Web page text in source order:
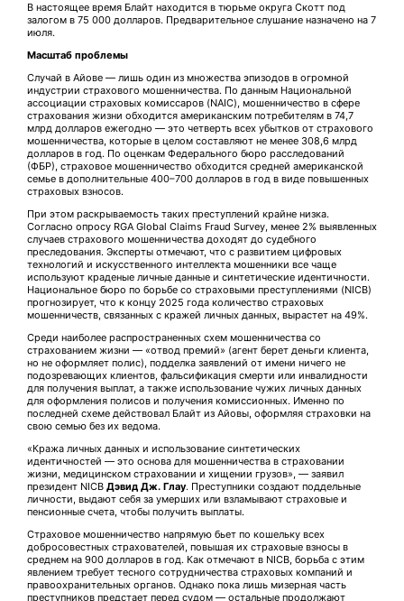
В настоящее время Блайт находится в тюрьме округа Скотт под
залогом в 75 000 долларов. Предварительное слушание назначено на 7
июля.
Масштаб проблемы
Случай в Айове — лишь один из множества эпизодов в огромной
индустрии страхового мошенничества. По данным Национальной
ассоциации страховых комиссаров (NAIC), мошенничество в сфере
страхования жизни обходится американским потребителям в 74,7
млрд долларов ежегодно — это четверть всех убытков от страхового
мошенничества, которые в целом составляют не менее 308,6 млрд
долларов в год. По оценкам Федерального бюро расследований
(ФБР), страховое мошенничество обходится средней американской
семье в дополнительные 400–700 долларов в год в виде повышенных
страховых взносов.
При этом раскрываемость таких преступлений крайне низка.
Согласно опросу RGA Global Claims Fraud Survey, менее 2% выявленных
случаев страхового мошенничества доходят до судебного
преследования. Эксперты отмечают, что с развитием цифровых
технологий и искусственного интеллекта мошенники все чаще
используют краденые личные данные и синтетические идентичности.
Национальное бюро по борьбе со страховыми преступлениями (NICB)
прогнозирует, что к концу 2025 года количество страховых
мошенничеств, связанных с кражей личных данных, вырастет на 49%.
Среди наиболее распространенных схем мошенничества со
страхованием жизни — «отвод премий» (агент берет деньги клиента,
но не оформляет полис), подделка заявлений от имени ничего не
подозревающих клиентов, фальсификация смерти или инвалидности
для получения выплат, а также использование чужих личных данных
для оформления полисов и получения комиссионных. Именно по
последней схеме действовал Блайт из Айовы, оформляя страховки на
свою семью без их ведома.
«Кража личных данных и использование синтетических
идентичностей — это основа для мошенничества в страховании
жизни, медицинском страховании и хищении грузов», — заявил
президент NICB Дэвид Дж. Глау. Преступники создают поддельные
личности, выдают себя за умерших или взламывают страховые и
пенсионные счета, чтобы получить выплаты.
Страховое мошенничество напрямую бьет по кошельку всех
добросовестных страхователей, повышая их страховые взносы в
среднем на 900 долларов в год. Как отмечают в NICB, борьба с этим
явлением требует тесного сотрудничества страховых компаний и
правоохранительных органов. Однако пока лишь мизерная часть
преступников предстает перед судом — остальные продолжают